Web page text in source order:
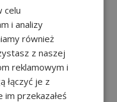
celu
i analizy
również
z naszej
reklamowym i
łączyć je z
im przekazałeś